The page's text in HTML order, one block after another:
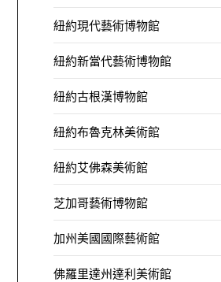
紐約現代藝術博物館
紐約新當代藝術博物館
紐約古根漢博物館
紐約布魯克林美術館
紐約艾佛森美術館
芝加哥藝術博物館
加州美國國際藝術館
佛羅里達州達利美術館